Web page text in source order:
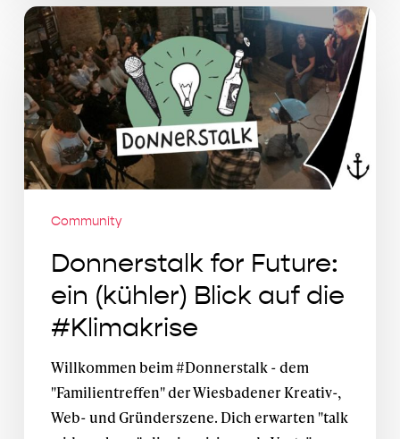
Donnerstalk
for
Future:
ein
(kühler)
Blick
auf
die
#Klimakrise
Community
Donnerstalk for Future:
ein (kühler) Blick auf die
#Klimakrise
Willkommen beim #Donnerstalk - dem
"Familientreffen" der Wiesbadener Kreativ-,
Web- und Gründerszene. Dich erwarten "talk